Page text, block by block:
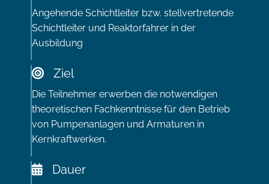
Angehende Schichtleiter bzw. stellvertretende
Schichtleiter und Reaktorfahrer in der
Ausbildung
Ziel
Die Teilnehmer erwerben die notwendigen
theoretischen Fachkenntnisse für den Betrieb
von Pumpenanlagen und Armaturen in
Kernkraftwerken.
Dauer